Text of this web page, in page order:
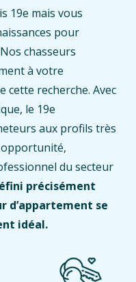
19e mais vous
pour
chasseurs
à votre
cette recherche. Avec
le 19e
aux profils très
du secteur
précisément
d’appartement se
idéal.